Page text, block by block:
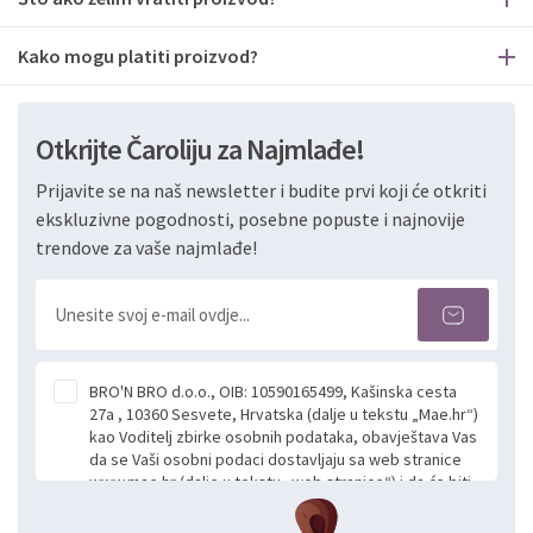
Kako mogu platiti proizvod?
Otkrijte Čaroliju za Najmlađe!
Prijavite se na naš newsletter i budite prvi koji će otkriti
ekskluzivne pogodnosti, posebne popuste i najnovije
trendove za vaše najmlađe!
BRO'N BRO d.o.o., OIB: 10590165499, Kašinska cesta
27a , 10360 Sesvete, Hrvatska (dalje u tekstu „Mae.hr“)
kao Voditelj zbirke osobnih podataka, obavještava Vas
da se Vaši osobni podaci dostavljaju sa web stranice
www.mae.hr (dalje u tekstu „web stranice“) i da će biti
obrađeni. Prihvaćanjem ove Izjave smatra se da
slobodno i izričito dajete privolu za prikupljanje i daljnju